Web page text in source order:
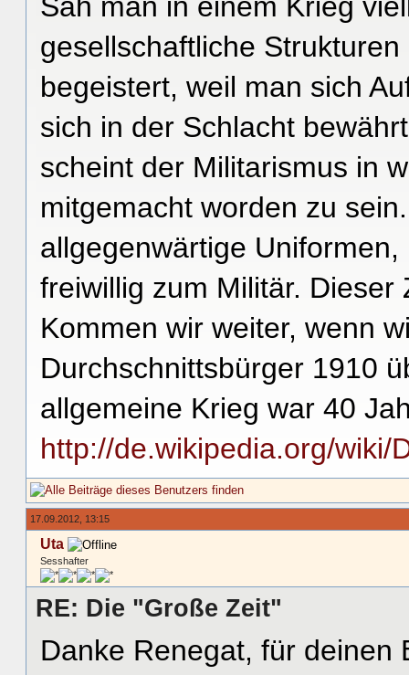
gesellschaftliche
begeistert, weil man sich
sich in der Schlacht
scheint der Militarismus in
mitgemacht worden zu
allgegenwärtige
freiwillig zum Militär.
Kommen wir weiter, wenn
Durchschnittsbürger 1910
allgemeine Krieg war 40
http://de.wikipedia.org/wiki/
17.09.2012, 13:15
Uta
Sesshafter
RE: Die "Große Zeit"
Danke Renegat, für deinen